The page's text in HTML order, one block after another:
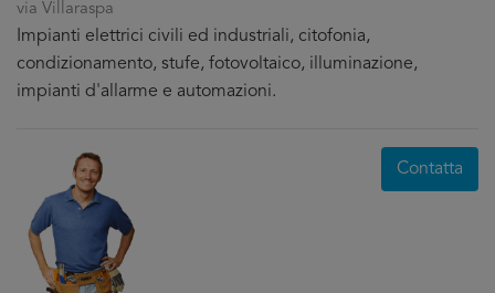
via Villaraspa
Impianti elettrici civili ed industriali, citofonia,
condizionamento, stufe, fotovoltaico, illuminazione,
impianti d'allarme e automazioni.
Contatta